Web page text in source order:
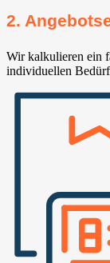
2.
Wir kalkulieren ein
individuellen